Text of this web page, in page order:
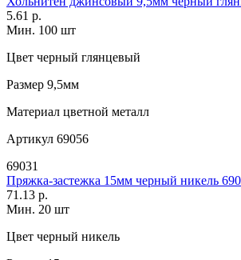
5.61 р.
Мин. 100 шт
Цвет черный глянцевый
Размер 9,5мм
Материал цветной металл
Артикул 69056
69031
Пряжка-застежка 15мм черный никель
71.13 р.
Мин. 20 шт
Цвет черный никель